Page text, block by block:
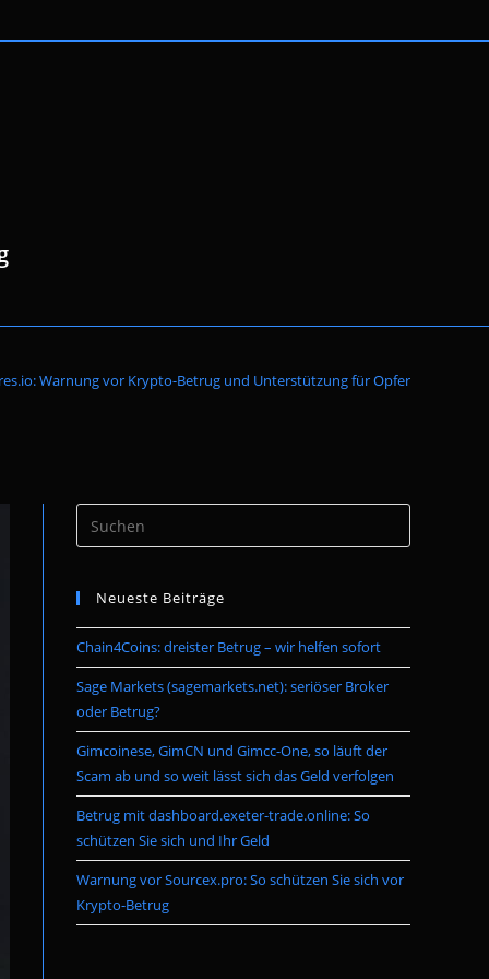
Suche
umschalten
Warnung vor Krypto-Betrug und Unterstützung für Opfer
Escape
the
Neueste Beiträge
Chain4Coins: dreister Betrug – wir helfen sofort
Sage Markets (sagemarkets.net): seriöser Broker
oder Betrug?
Gimcoinese, GimCN und Gimcc-One, so läuft der
Scam ab und so weit lässt sich das Geld verfolgen
Betrug mit dashboard.exeter-trade.online: So
schützen Sie sich und Ihr Geld
Warnung vor Sourcex.pro: So schützen Sie sich vor
Krypto-Betrug